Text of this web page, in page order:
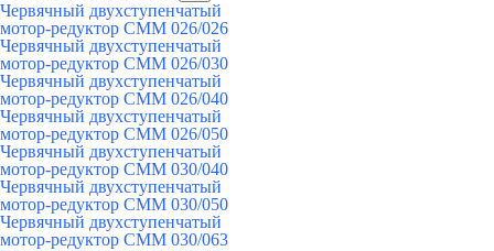
Червячный двухступенчатый
мотор-редуктор CMM 026/026
Червячный двухступенчатый
мотор-редуктор CMM 026/030
Червячный двухступенчатый
мотор-редуктор CMM 026/040
Червячный двухступенчатый
мотор-редуктор CMM 026/050
Червячный двухступенчатый
мотор-редуктор CMM 030/040
Червячный двухступенчатый
мотор-редуктор CMM 030/050
Червячный двухступенчатый
мотор-редуктор CMM 030/063